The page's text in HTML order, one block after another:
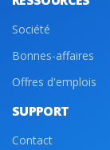
Société
Bonnes-affaires
Offres d'emplois
SUPPORT
Contact